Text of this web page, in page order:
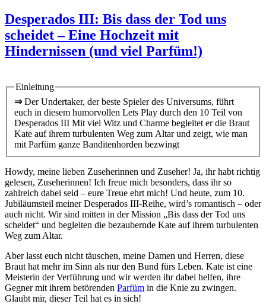
Desperados III: Bis dass der Tod uns
scheidet – Eine Hochzeit mit
Hindernissen (und viel Parfüm!)
Einleitung
⇒Der Undertaker, der beste Spieler des Universums, führt
euch in diesem humorvollen Lets Play durch den 10 Teil von
Desperados III Mit viel Witz und Charme begleitet er die Braut
Kate auf ihrem turbulenten Weg zum Altar und zeigt, wie man
mit Parfüm ganze Banditenhorden bezwingt
Howdy, meine lieben Zuseherinnen und Zuseher! Ja, ihr habt richtig
gelesen, Zuseherinnen! Ich freue mich besonders, dass ihr so
zahlreich dabei seid – eure Treue ehrt mich! Und heute, zum 10.
Jubiläumsteil meiner Desperados III-Reihe, wird’s romantisch – oder
auch nicht. Wir sind mitten in der Mission „Bis dass der Tod uns
scheidet“ und begleiten die bezaubernde Kate auf ihrem turbulenten
Weg zum Altar.
Aber lasst euch nicht täuschen, meine Damen und Herren, diese
Braut hat mehr im Sinn als nur den Bund fürs Leben. Kate ist eine
Meisterin der Verführung und wir werden ihr dabei helfen, ihre
Gegner mit ihrem betörenden Parfüm in die Knie zu zwingen.
Glaubt mir, dieser Teil hat es in sich!